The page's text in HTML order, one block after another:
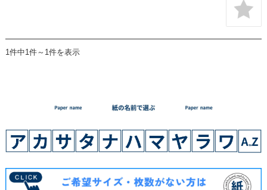
1件中1件～1件を表示